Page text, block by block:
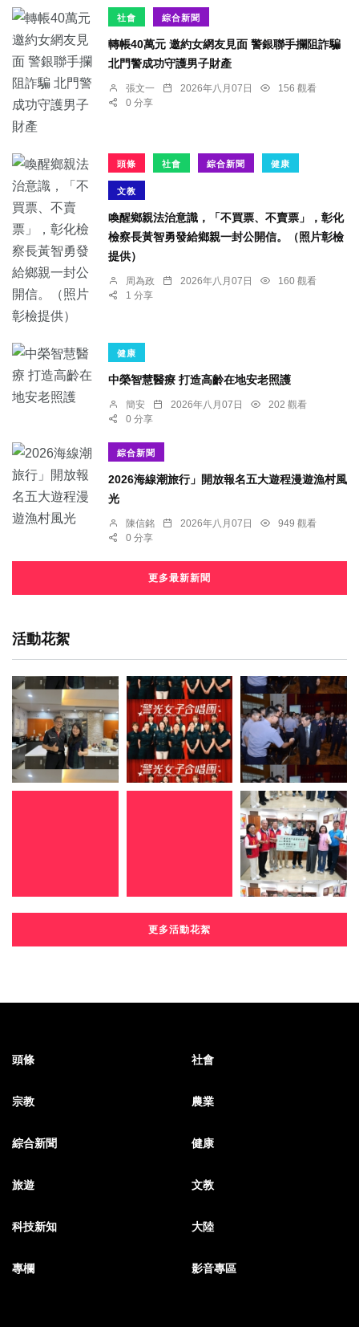
社會 綜合新聞
轉帳40萬元 邀約女網友見面 警銀聯手攔阻詐騙
北門警成功守護男子財產
張文一 2026年八月07日
156 觀看
0 分享
頭條 社會 綜合新聞 健康
文教
喚醒鄉親法治意識，「不買票、不賣票」，彰化
檢察長黃智勇發給鄉親一封公開信。（照片彰檢
提供）
周為政 2026年八月07日
160 觀看
1 分享
健康
中榮智慧醫療 打造高齡在地安老照護
簡安 2026年八月07日
202 觀看
0 分享
綜合新聞
2026海線潮旅行」開放報名五大遊程漫遊漁村風
光
陳信銘 2026年八月07日
949 觀看
0 分享
更多最新新聞
活動花絮
更多活動花絮
頭條 社會
宗教 農業
綜合新聞 健康
旅遊 文教
科技新知 大陸
專欄 影音專區